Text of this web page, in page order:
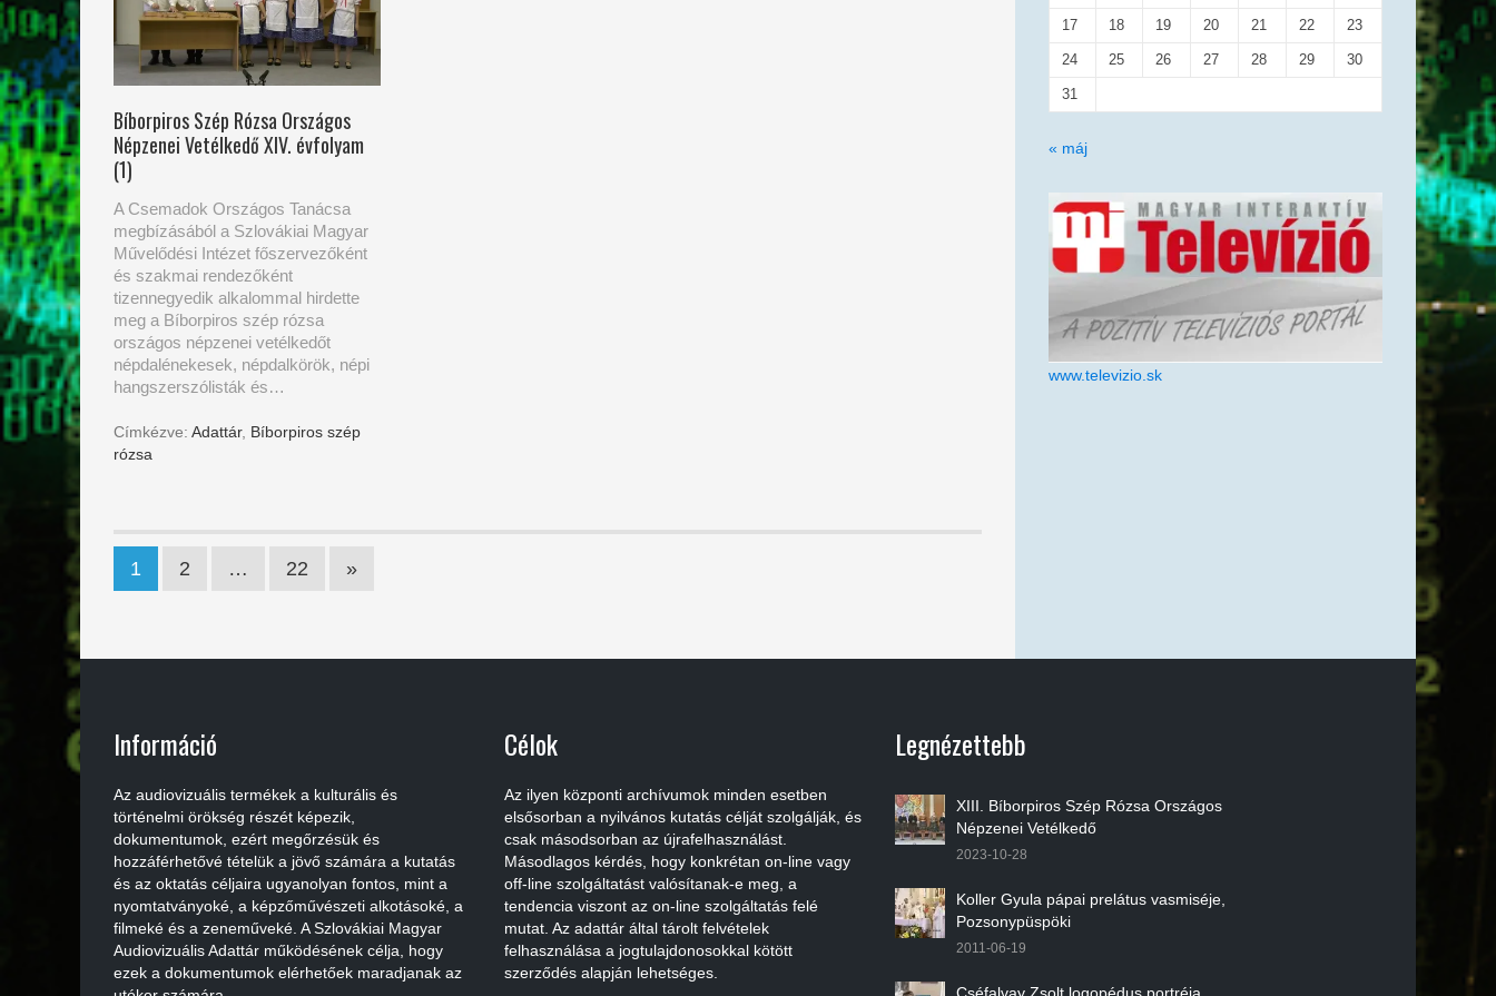
Bíborpiros Szép Rózsa Országos
Népzenei Vetélkedő XIV. évfolyam
(1)
A Csemadok Országos Tanácsa
megbízásából a Szlovákiai Magyar
Művelődési Intézet főszervezőként
és szakmai rendezőként
tizennegyedik alkalommal hirdette
meg a Bíborpiros szép rózsa
országos népzenei vetélkedőt
népdalénekesek, népdalkörök, népi
hangszerszólisták és…
Címkézve: Adattár, Bíborpiros szép
rózsa
1 2 … 22 »
17 18 19 20 21 22 23
24 25 26 27 28 29 30
31
« máj
www.televizio.sk
Információ
Az audiovizuális termékek a kulturális és
történelmi örökség részét képezik,
dokumentumok, ezért megőrzésük és
hozzáférhetővé tételük a jövő számára a kutatás
és az oktatás céljaira ugyanolyan fontos, mint a
nyomtatványoké, a képzőművészeti alkotásoké, a
filmeké és a zeneműveké. A Szlovákiai Magyar
Audiovizuális Adattár működésének célja, hogy
ezek a dokumentumok elérhetőek maradjanak az
Célok
Az ilyen központi archívumok minden esetben
elsősorban a nyilvános kutatás célját szolgálják, és
csak másodsorban az újrafelhasználást.
Másodlagos kérdés, hogy konkrétan on-line vagy
off-line szolgáltatást valósítanak-e meg, a
tendencia viszont az on-line szolgáltatás felé
mutat. Az adattár által tárolt felvételek
felhasználása a jogtulajdonosokkal kötött
szerződés alapján lehetséges.
Legnézettebb
XIII. Bíborpiros Szép Rózsa Országos
Népzenei Vetélkedő
2023-10-28
Koller Gyula pápai prelátus vasmiséje,
Pozsonypüspöki
2011-06-19